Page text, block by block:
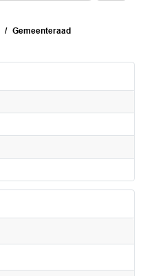
Gemeenteraad